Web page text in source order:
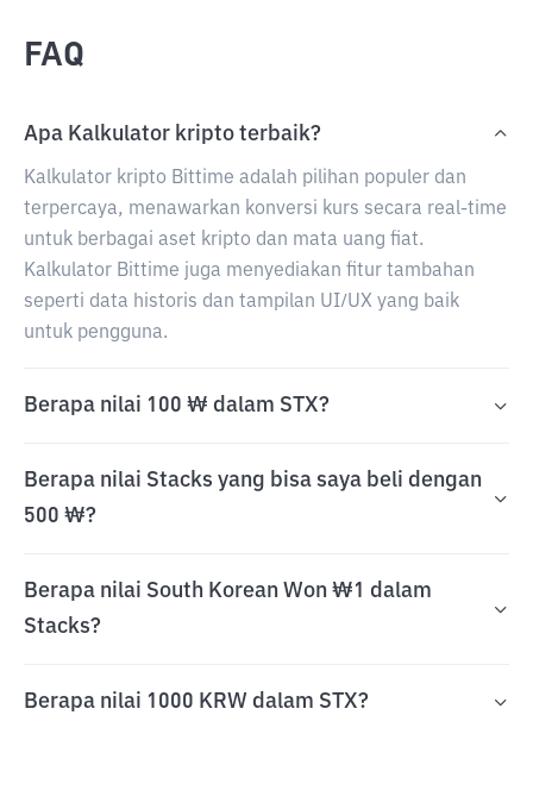
FAQ
Apa Kalkulator kripto terbaik?
Kalkulator kripto Bittime adalah pilihan populer dan
terpercaya, menawarkan konversi kurs secara real-time
untuk berbagai aset kripto dan mata uang fiat.
Kalkulator Bittime juga menyediakan fitur tambahan
seperti data historis dan tampilan UI/UX yang baik
untuk pengguna.
Berapa nilai 100 ₩ dalam STX?
Berapa nilai Stacks yang bisa saya beli dengan
500 ₩?
Berapa nilai South Korean Won ₩1 dalam
Stacks?
Berapa nilai 1000 KRW dalam STX?